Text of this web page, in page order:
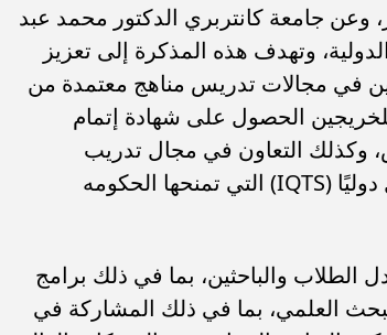
جامعة كانتربري الدكتور محمد عبد
وتهدف هذه المذكرة إلى تعزيز
في مجالات تدريس مناهج معتمدة من
الحصول على شهادة إتمام
وكذلك التعاون في مجال تدريب
المعلمين وتأهيلهم للحصول على شهادة المعلم المؤهل دوليًا (IQTS) التي تمنحها الحكومه
الطلاب والباحثين، بما في ذلك برامج
العلمي، بما في ذلك المشاركة في